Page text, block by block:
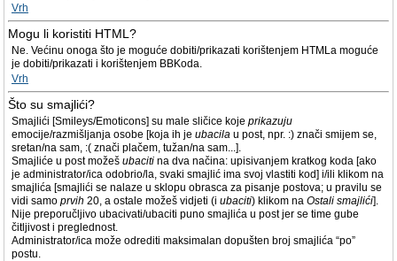
Vrh
Mogu li koristiti HTML?
Ne. Većinu onoga što je moguće dobiti/prikazati korištenjem HTMLa moguće
je dobiti/prikazati i korištenjem BBKoda.
Vrh
Što su smajlići?
Smajlići [Smileys/Emoticons] su male sličice koje prikazuju
emocije/razmišljanja osobe [koja ih je ubacila u post, npr. :) znači smijem se,
sretan/na sam, :( znači plačem, tužan/na sam...].
Smajliće u post možeš ubaciti na dva načina: upisivanjem kratkog koda [ako
je administrator/ica odobrio/la, svaki smajlić ima svoj vlastiti kod] i/ili klikom na
smajlića [smajlići se nalaze u sklopu obrasca za pisanje postova; u pravilu se
vidi samo prvih 20, a ostale možeš vidjeti (i ubaciti) klikom na Ostali smajlići].
Nije preporučljivo ubacivati/ubaciti puno smajlića u post jer se time gube
čitljivost i preglednost.
Administrator/ica može odrediti maksimalan dopušten broj smajlića “po”
postu.